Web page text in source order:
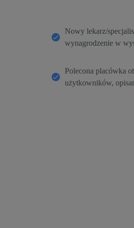
Nowy lekarz/
wynagrodzenie w
Polecona placówka
użytkowników,